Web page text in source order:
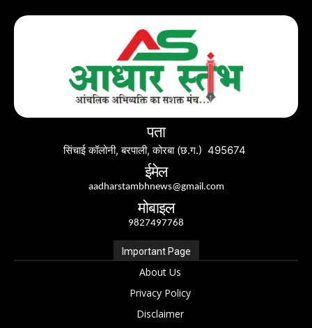
पता
सिंचाई कॉलोनी, बरपाली, कोरबा (छ.ग.) 495674
ईमेल
aadharstambhnews@gmail.com
मोबाइल
9827497768
Important Page
About Us
Privacy Policy
Disclaimer